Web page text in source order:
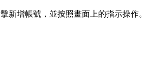
新增帳號 ，並按照畫面上的指示操作。